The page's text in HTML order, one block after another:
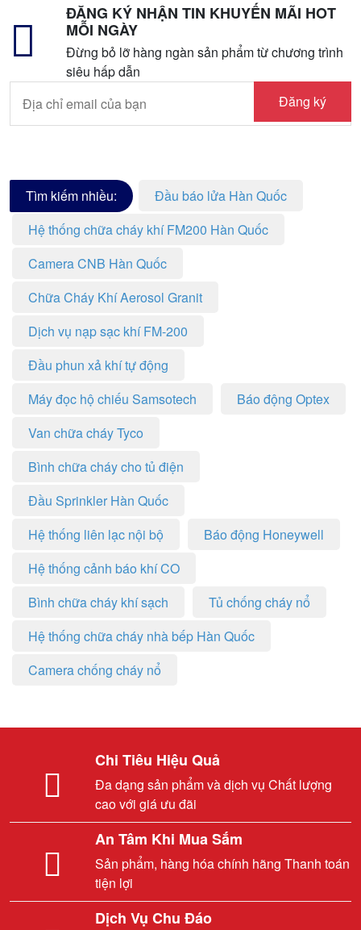
ĐĂNG KÝ NHẬN TIN KHUYẾN MÃI HOT
MỖI NGÀY
Đừng bỏ lỡ hàng ngàn sản phẩm từ chương trình
siêu hấp dẫn
Đăng ký
Tìm kiếm nhiều:
Đầu báo lửa Hàn Quốc
Hệ thống chữa cháy khí FM200 Hàn Quốc
Camera CNB Hàn Quốc
Chữa Cháy Khí Aerosol Granit
Dịch vụ nạp sạc khí FM-200
Đầu phun xả khí tự động
Máy đọc hộ chiếu Samsotech
Báo động Optex
Van chữa cháy Tyco
Bình chữa cháy cho tủ điện
Đầu Sprinkler Hàn Quốc
Hệ thống liên lạc nội bộ
Báo động Honeywell
Hệ thống cảnh báo khí CO
Bình chữa cháy khí sạch
Tủ chống cháy nổ
Hệ thống chữa cháy nhà bếp Hàn Quốc
Camera chống cháy nổ
Chi Tiêu Hiệu Quả
Đa dạng sản phẩm và dịch vụ Chất lượng
cao với giá ưu đãi
An Tâm Khi Mua Sắm
Sản phẩm, hàng hóa chính hãng Thanh toán
tiện lợi
Dịch Vụ Chu Đáo